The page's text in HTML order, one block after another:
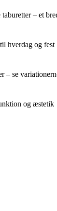
– et
hverdag og fest
– se
og æstetik